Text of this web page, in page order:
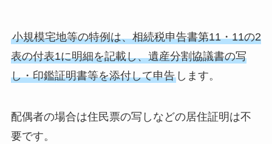
小規模宅地等の特例は、相続税申告書第11・11の2
表の付表1に明細を記載し、遺産分割協議書の写
し・印鑑証明書等を添付して申告します。
配偶者の場合は住民票の写しなどの居住証明は不
要です。